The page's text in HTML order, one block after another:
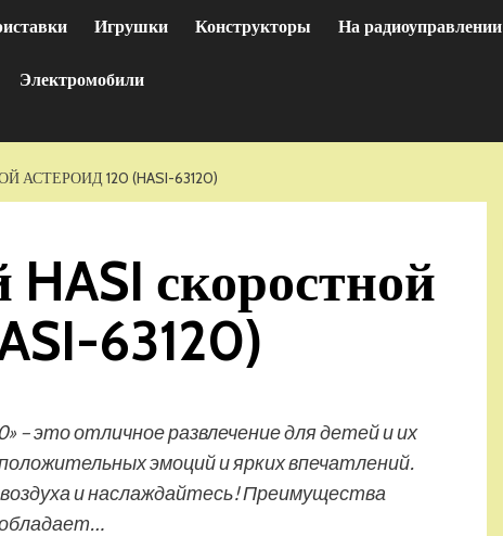
Игрушки Конструкторы На радиоуправлении
Электромобили
120 (HASI-63120)
скоростной
63120)
– это отличное развлечение для детей и их
эмоций и ярких впечатлений.
и наслаждайтесь! Преимущества
обладает…